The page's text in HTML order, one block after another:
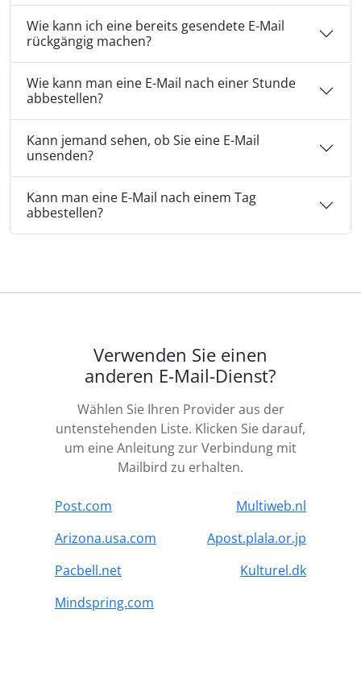
Wie kann ich eine bereits gesendete E-Mail
rückgängig machen?
Wie kann man eine E-Mail nach einer Stunde
abbestellen?
Kann jemand sehen, ob Sie eine E-Mail
unsenden?
Kann man eine E-Mail nach einem Tag
abbestellen?
Verwenden Sie einen
anderen E-Mail-Dienst?
Wählen Sie Ihren Provider aus der
untenstehenden Liste. Klicken Sie darauf,
um eine Anleitung zur Verbindung mit
Mailbird zu erhalten.
Post.com
Multiweb.nl
Arizona.usa.com
Apost.plala.or.jp
Pacbell.net
Kulturel.dk
Mindspring.com